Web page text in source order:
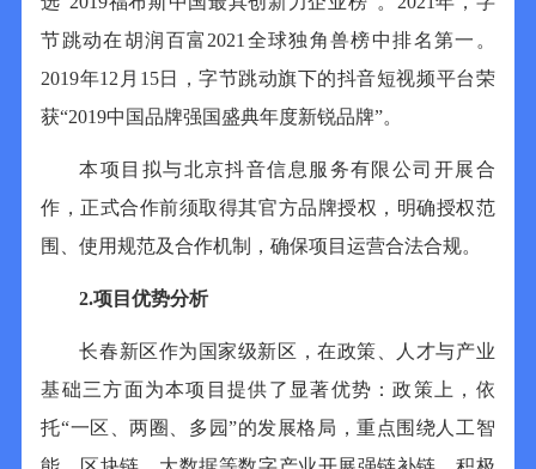
节跳动在胡润百富 2021 全球独角兽榜中排名第一。
2019年12 月 15日，字节跳动旗下的抖音短视频平台荣
获“2019中国品牌强国盛典年度新锐品牌”。
本项目拟与北京抖音信息服务有限公司开展合
作，正式合作前须取得其官方品牌授权，明确授权范
围、使用规范及合作机制，确保项目运营合法合规。
2.项目优势分析
长春新区作为国家级新区，在政策、人才与产业
基础三方面为本项目提供了显著优势：政策上，依
托“一区、两圈、多园”的发展格局，重点围绕人工智